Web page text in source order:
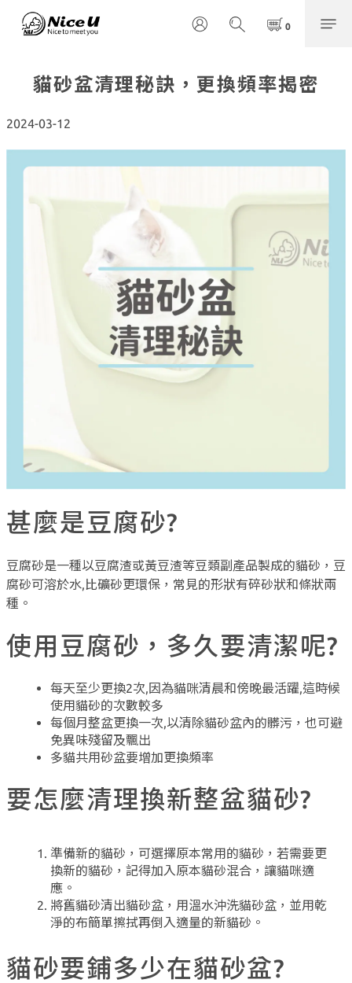
貓砂盆清理秘訣，更換頻率揭密
2024-03-12
甚麼是豆腐砂?
豆腐砂是一種以豆腐渣或黃豆渣等豆類副產品製成的貓砂，豆
腐砂可溶於水,比礦砂更環保，常見的形狀有碎砂狀和條狀兩
種。
使用豆腐砂，多久要清潔呢?
每天至少更換2次,因為貓咪清晨和傍晚最活躍,這時候
使用貓砂的次數較多
每個月整盆更換一次,以清除貓砂盆內的髒污，也可避
免異味殘留及飄出
多貓共用砂盆要增加更換頻率
要怎麼清理換新整盆貓砂?
準備新的貓砂，可選擇原本常用的貓砂，若需要更
換新的貓砂，記得加入原本貓砂混合，讓貓咪適
應。
將舊貓砂清出貓砂盆，用溫水沖洗貓砂盆，並用乾
淨的布簡單擦拭再倒入適量的新貓砂。
貓砂要鋪多少在貓砂盆?